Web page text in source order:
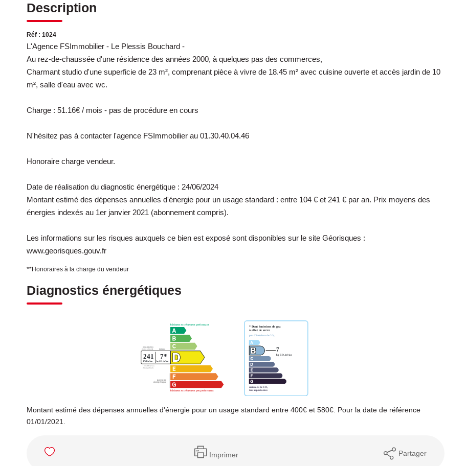
Description
Réf : 1024
L'Agence FSImmobilier - Le Plessis Bouchard -
Au rez-de-chaussée d'une résidence des années 2000, à quelques pas des commerces,
Charmant studio d'une superficie de 23 m², comprenant pièce à vivre de 18.45 m² avec cuisine ouverte et accès jardin de 10
m², salle d'eau avec wc.
Charge : 51.16€ / mois - pas de procédure en cours
N'hésitez pas à contacter l'agence FSImmobilier au 01.30.40.04.46
Honoraire charge vendeur.
Date de réalisation du diagnostic énergétique : 24/06/2024
Montant estimé des dépenses annuelles d'énergie pour un usage standard : entre 104 € et 241 € par an. Prix moyens des
énergies indexés au 1er janvier 2021 (abonnement compris).
Les informations sur les risques auxquels ce bien est exposé sont disponibles sur le site Géorisques :
www.georisques.gouv.fr
**Honoraires à la charge du vendeur
Diagnostics énergétiques
Montant estimé des dépenses annuelles d'énergie pour un usage standard entre 400€ et 580€. Pour la date de référence
01/01/2021.
Imprimer Partager